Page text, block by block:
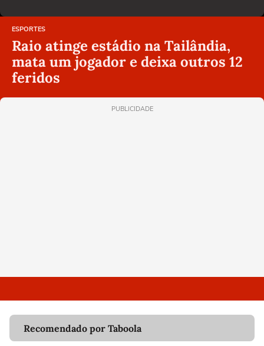
ESPORTES
Raio atinge estádio na Tailândia,
mata um jogador e deixa outros 12
feridos
PUBLICIDADE
Recomendado por Taboola